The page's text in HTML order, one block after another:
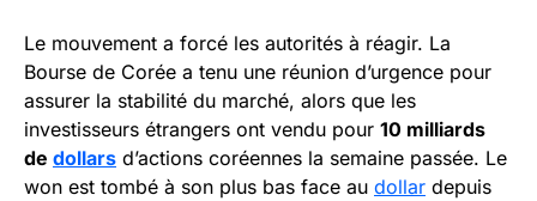
Le mouvement a forcé les autorités à réagir. La
Bourse de Corée a tenu une réunion d’urgence pour
assurer la stabilité du marché, alors que les
investisseurs étrangers ont vendu pour 10 milliards
de dollars d’actions coréennes la semaine passée. Le
won est tombé à son plus bas face au dollar depuis